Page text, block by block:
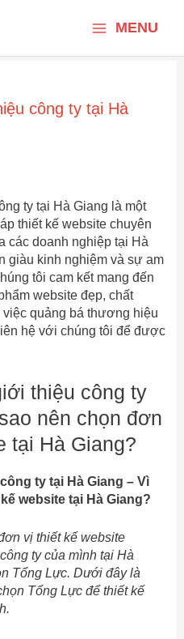
Menu
MENU
công ty tại Hà
ty tại Hà Giang là một
thiết kế website chuyên
các doanh nghiệp tại Hà
giàu kinh nghiệm và sự am
tôi cam kết mang đến
website đẹp, chất
quảng bá thương hiệu
hệ với chúng tôi để được
thiệu công ty
nên chọn đơn
tại Hà Giang?
ty tại Hà Giang – Vì
website tại Hà Giang?
vị thiết kế website
ty của mình tại Hà
Tổng Lực. Dưới đây là
Tổng Lực để thiết kế